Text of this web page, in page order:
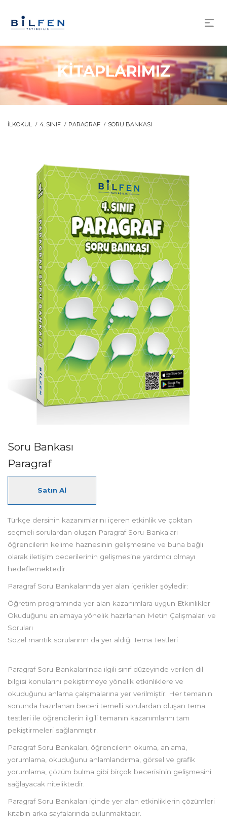
KİTAPLARIMIZ
İLKOKUL 4. SINIF PARAGRAF SORU BANKASI
Soru Bankası
Paragraf
Satın Al
Türkçe dersinin kazanımlarını içeren etkinlik ve çoktan
seçmeli sorulardan oluşan Paragraf Soru Bankaları
öğrencilerin kelime haznesinin gelişmesine ve buna bağlı
olarak iletişim becerilerinin gelişmesine yardımcı olmayı
hedeflemektedir.
Paragraf Soru Bankalarında yer alan içerikler şöyledir:
Öğretim programında yer alan kazanımlara uygun Etkinlikler
Okuduğunu anlamaya yönelik hazırlanan Metin Çalışmaları ve
Soruları
Sözel mantık sorularının da yer aldığı Tema Testleri
Paragraf Soru Bankaları'nda ilgili sınıf düzeyinde verilen dil
bilgisi konularını pekiştirmeye yönelik etkinliklere ve
okuduğunu anlama çalışmalarına yer verilmiştir. Her temanın
sonunda hazırlanan beceri temelli sorulardan oluşan tema
testleri ile öğrencilerin ilgili temanın kazanımlarını tam
pekiştirmeleri sağlanmıştır.
Paragraf Soru Bankaları, öğrencilerin okuma, anlama,
yorumlama, okuduğunu anlamlandırma, görsel ve grafik
yorumlama, çözüm bulma gibi birçok becerisinin gelişmesini
sağlayacak niteliktedir.
Paragraf Soru Bankaları içinde yer alan etkinliklerin çözümleri
kitabın arka sayfalarında bulunmaktadır.